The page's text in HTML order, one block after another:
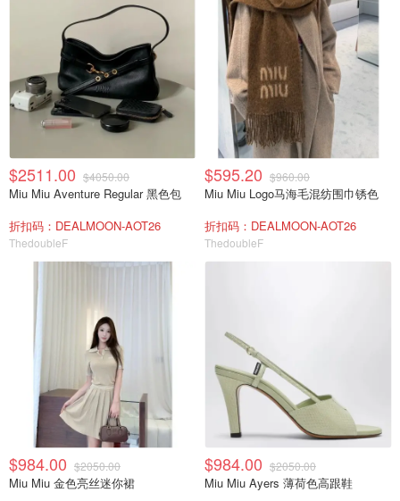
$2511.00 $4050.00
Miu Miu Aventure Regular 黑色包
折扣码：DEALMOON-AOT26
ThedoubleF
$595.20 $960.00
Miu Miu Logo马海毛混纺围巾锈色
折扣码：DEALMOON-AOT26
ThedoubleF
$984.00 $2050.00
Miu Miu 金色亮丝迷你裙
$984.00 $2050.00
Miu Miu Ayers 薄荷色高跟鞋